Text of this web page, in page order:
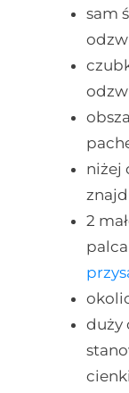
sam
niżej
2
duży